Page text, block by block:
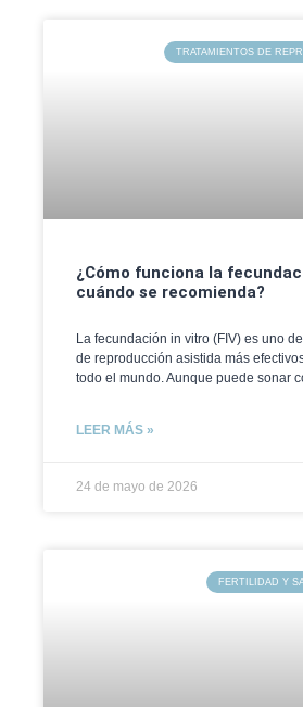
TRATAMIENTOS DE
¿Cómo funciona la
cuándo se recomienda?
La fecundación in vitro (FIV) es uno
de reproducción asistida más
todo el mundo. Aunque puede sonar
LEER MÁS »
24 de mayo de 2026
FERTILIDAD Y